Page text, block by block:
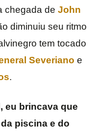
chegada de John
diminuiu seu ritmo
tem tocado
Severiano e
.
eu brincava que
piscina e do